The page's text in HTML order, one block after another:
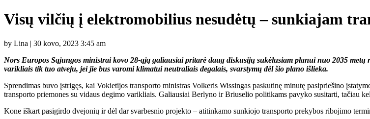
Visų vilčių į elektromobilius nesudėtų – sunkiajam
by Lina | 30 kovo, 2023 3:45 am
Nors Europos Sąjungos ministrai kovo 28-ąją galiausiai pritarė daug diskusijų sukėlusiam planui nuo 2035
varikliais tik tuo atveju, jei jie bus varomi klimatui neutraliais degalais, svarstymų dėl šio plano išlieka.
Sprendimas buvo įstrigęs, kai Vokietijos transporto ministras Volkeris Wissingas paskutinę minutę pasipriešino
transporto priemones su vidaus degimo varikliais. Galiausiai Berlyno ir Briuselio politikams pavyko susitarti, tačiau
Kone iškart pasigirdo dvejonių ir dėl dar svarbesnio projekto – atitinkamo sunkiojo transporto prekybos ribojimo